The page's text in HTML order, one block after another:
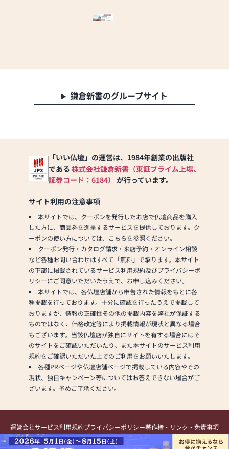
ご購入のお手続きを致し
「仏壇や仏具をお探しで
い。当店は幅広い品揃え
仏壇には様々な種類がご
ざいます。伝統的な木製
の仏壇やモダンなデザイ
ンの仏壇、またコンパク
トなサイズの仏壇など、
て選ぶことができます。
仏壇の素材や彫刻、仏像
の種類も豊富にご用意し
ておりますので、心から
ご供養いただける仏壇を
見つけていただけます。
さらに、仏具も充実して
おります。位牌や線香、
ろうそくや花立てなど、
お仏壇のセットや個別の
アイテムも豊富に揃えて
おります。お好みやご自
宅のお仏壇に合わせて、
お求めいただけます。
当店の魅力は、品質と価
格のバランスです。品質
に妥協せず、お求めやす
い価格を実現していま
いただけるような耐久性
おりますので、安心して
お買い物をお楽しみいた
仏事ごとで分からないこ
にお問い合わせくださ
当店ではコロナ対策とし
て下記の項目を実施して
おります。
①消毒液を設置している
②従業員に手洗い・うが
い・マスク着用を義務化
している
③お客様から一定の距離
をあけるよう努めている
④2～3時間ごとに窓やド
アを開けるなどして換気
を行っている
⑤1日1回以上、店内消毒
を行っている
⑥短縮営業等によって営
業時間を調整している
以上の項目を心掛け営業
しております。ご理解の
ほど宜しくお願い致しま
す。
鎌倉新書のグループサイト
「いい仏壇」の運営は、1984年創業の出版社
である 株式会社鎌倉新書（東証プライム上場、
証券コード：6184） が行っています。
サイト利用の注意事項
本サイトでは、クーポンを発行したお店で仏壇商品を購入
した方に、商品券を進呈するサービスを提供しております。ク
ーポンの使い方については、こちらを参照ください。
クーポン発行・カタログ請求・来店予約・オンライン相談
など各種お問い合わせはすべて「無料」で承ります。本サイト
の下部に掲載されているサービス利用規約及びプライバシーポ
リシーにご同意いただいたうえで、お申し込みください。
本サイトでは、各仏壇店舗から申告された情報をもとに各
種掲載を行っております。十分に確認を行ったうえで掲載して
おりますが、情報の正確性その他の掲載内容を弊社が保証する
ものではなく、価格改定等により掲載情報が現状と異なる場合
もございます。当該仏壇店が独自にサイトを有する場合にはそ
のサイトをご確認いただいたり、また本サイトのサービス利用
規約をご確認いただいた上でのご利用をお願いいたします。
各種PRページや仏壇店舗ページで掲載している内容やその
現状、独自キャンペーン等についてはお答えできない場合がご
ざいます。予めご了承ください。
運営会社サービス利用規約プライバシーポリシー著作権・リンク・免責事項
提携・掲載のお問い合わせ